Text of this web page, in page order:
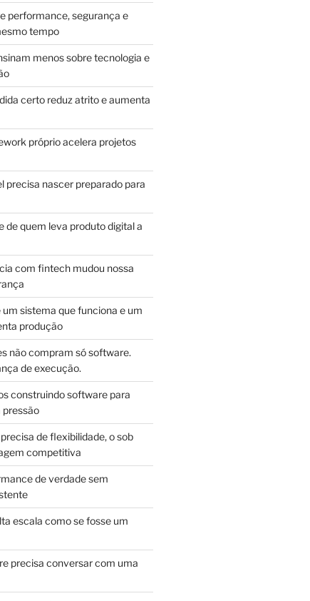
performance, segurança e
tempo
menos sobre tecnologia e
certo reduz atrito e aumenta
próprio acelera projetos
precisa nascer preparado para
de quem leva produto digital a
com fintech mudou nossa
sistema que funciona e um
produção
não compram só software.
de execução.
construindo software para
de flexibilidade, o sob
competitiva
de verdade sem
escala como se fosse um
precisa conversar com uma